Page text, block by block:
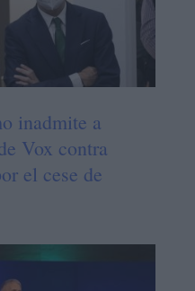
inadmite a
Vox contra
el cese de